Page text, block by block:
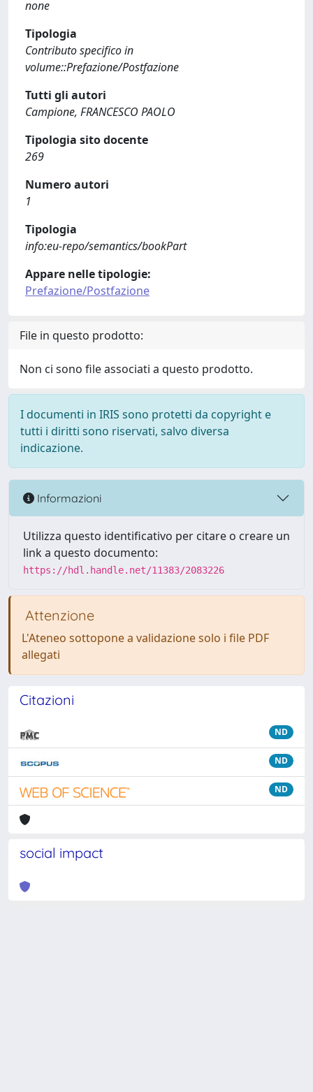
none
Tipologia
Contributo specifico in
volume::Prefazione/Postfazione
Tutti gli autori
Campione, FRANCESCO PAOLO
Tipologia sito docente
269
Numero autori
1
Tipologia
info:eu-repo/semantics/bookPart
Appare nelle tipologie:
Prefazione/Postfazione
File in questo prodotto:
Non ci sono file associati a questo prodotto.
I documenti in IRIS sono protetti da copyright e
tutti i diritti sono riservati, salvo diversa
indicazione.
Informazioni
Utilizza questo identificativo per citare o creare un
link a questo documento:
https://hdl.handle.net/11383/2083226
Attenzione
L'Ateneo sottopone a validazione solo i file PDF
allegati
Citazioni
ND
ND
ND
social impact